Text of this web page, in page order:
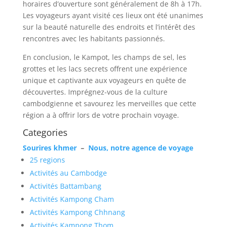
horaires d’ouverture sont généralement de 8h à 17h.
Les voyageurs ayant visité ces lieux ont été unanimes
sur la beauté naturelle des endroits et l’intérêt des
rencontres avec les habitants passionnés.
En conclusion, le Kampot, les champs de sel, les
grottes et les lacs secrets offrent une expérience
unique et captivante aux voyageurs en quête de
découvertes. Imprégnez-vous de la culture
cambodgienne et savourez les merveilles que cette
région a à offrir lors de votre prochain voyage.
Categories
Sourires khmer– Nous, notre agence de voyage
25 regions
Activités au Cambodge
Activités Battambang
Activités Kampong Cham
Activités Kampong Chhnang
Activités Kampong Thom